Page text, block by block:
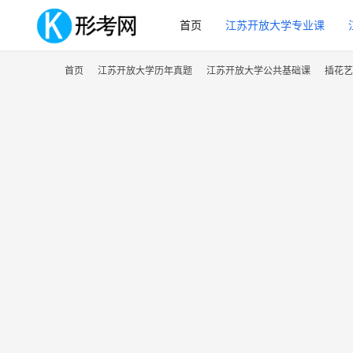
首页 江苏开放大学专业课
首页 江苏开放大学历年真题 江苏开放大学公共基础课 插花